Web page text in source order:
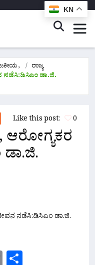
,
ರಾಜ್ಯ
ನಡೆಸಿ:ಡಿಸಿಎಂ ಡಾ.ಜಿ.
Like this post: 0
ಆರೋಗ್ಯಕರ
Copy
KN